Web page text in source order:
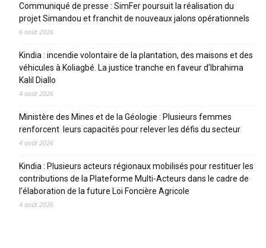
Communiqué de presse : SimFer poursuit la réalisation du
projet Simandou et franchit de nouveaux jalons opérationnels
6 août 2026
Kindia : incendie volontaire de la plantation, des maisons et des
véhicules à Koliagbé. La justice tranche en faveur d’Ibrahima
Kalil Diallo
4 août 2026
Ministère des Mines et de la Géologie : Plusieurs femmes
renforcent leurs capacités pour relever les défis du secteur
4 août 2026
Kindia : Plusieurs acteurs régionaux mobilisés pour restituer les
contributions de la Plateforme Multi-Acteurs dans le cadre de
l’élaboration de la future Loi Foncière Agricole
4 août 2026